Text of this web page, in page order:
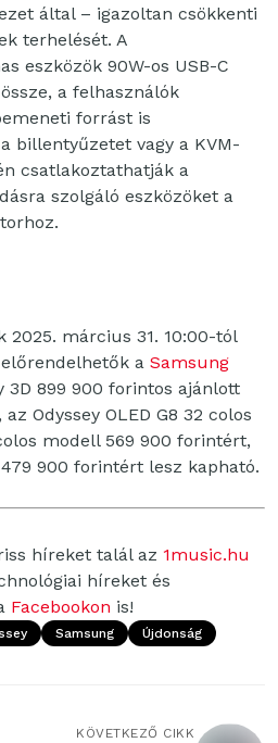
által – igazoltan csökkenti
terhelését. A
eszközök 90W-os USB-C
a felhasználók
forrást is
billentyűzetet vagy a KVM-
csatlakoztathatják a
szolgáló eszközöket a
március 31. 10:00-tól
a Samsung
3D 899 900 forintos ajánlott
Odyssey OLED G8 32 colos
modell 569 900 forintért,
900 forintért lesz kapható.
híreket talál az 1music.hu
híreket és
Facebookon is!
Samsung Újdonság
KÖVETKEZŐ CIKK